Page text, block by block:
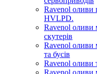
Ravenol оливи
HVLPD.
Ravenol оливи
скутерів
Ravenol оливи
та бусів
Ravenol оливи
Ravenol оливи